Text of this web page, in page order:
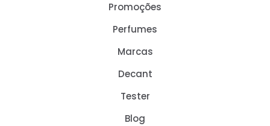
Promoções
Perfumes
Marcas
Decant
Tester
Blog